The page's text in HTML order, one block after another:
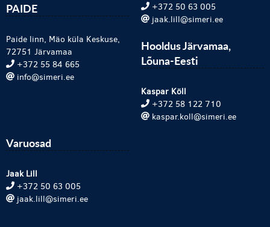
PAIDE
Paide linn, Mäo küla Keskuse,
72751 Järvamaa
+372 55 84 665
info@simeri.ee
+372 50 63 005
jaak.lill@simeri.ee
Hooldus Järvamaa,
Lõuna-Eesti
Kaspar Köll
+372 58 122 710
kaspar.koll@simeri.ee
Varuosad
Jaak Lill
+372 50 63 005
jaak.lill@simeri.ee